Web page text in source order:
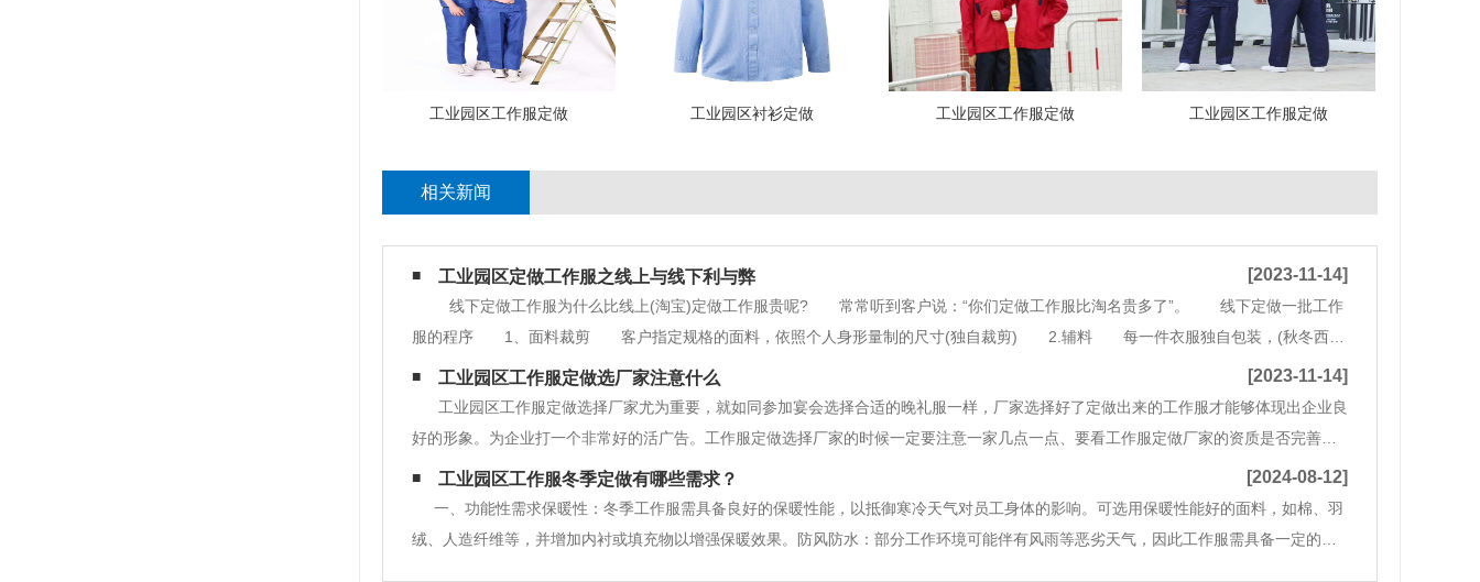
工业园区工作服定做 工业园区衬衫定做 工业园区工作服定做 工业园区工作服定做
相关新闻
工业园区定做工作服之线上与线下利与弊 [2023-11-14]
线下定做工作服为什么比线上(淘宝)定做工作服贵呢? 常常听到客户说：“你们定做工作服比淘名贵多了”。 线下定做一批工作
服的程序 1、面料裁剪 客户指定规格的面料，依照个人身形量制的尺寸(独自裁剪) 2.辅料 每一件衣服独自包装，(秋冬西装
配有衣架和套袋) 3、工作服规划 工作服是为工作需要而特制的服装。定做工作服规划时需根据客户的要求，结合工作特征、团队
文明、年龄结构、体型特征、
工业园区工作服定做选厂家注意什么 [2023-11-14]
工业园区工作服定做选择厂家尤为重要，就如同参加宴会选择合适的晚礼服一样，厂家选择好了定做出来的工作服才能够体现出企业良
好的形象。为企业打一个非常好的活广告。工作服定做选择厂家的时候一定要注意一家几点一点、要看工作服定做厂家的资质是否完善，
查看营业执照，是否合法有无偷税漏税等等。如果有问题可以即使终止合作。二点、要看工作服定做厂家的流水线生产规模怎么样，能否
大批量生产。这样才能以较快的速度完
工业园区工作服冬季定做有哪些需求？ [2024-08-12]
一、功能性需求保暖性：冬季工作服需具备良好的保暖性能，以抵御寒冷天气对员工身体的影响。可选用保暖性能好的面料，如棉、羽
绒、人造纤维等，并增加内衬或填充物以增强保暖效果。防风防水：部分工作环境可能伴有风雨等恶劣天气，因此工作服需具备一定的防